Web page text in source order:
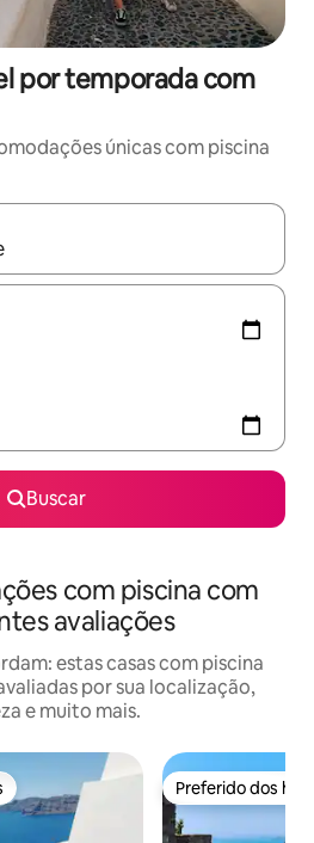
por temporada com
únicas com piscina
disponíveis, explore-os
Buscar
com piscina com
avaliações
estas casas com piscina
por sua localização,
e muito mais.
Preferido dos
Preferido dos